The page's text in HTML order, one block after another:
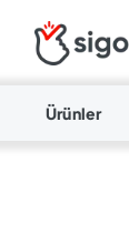
Ürünler